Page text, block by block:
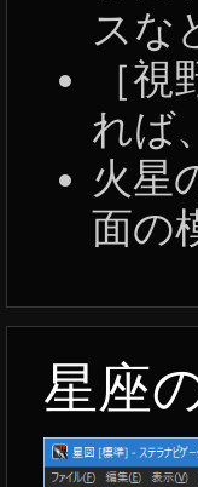
スな
［
れば
火星
面の
星座